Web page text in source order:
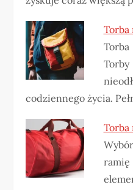
Torba
codziennego życia.
Torba